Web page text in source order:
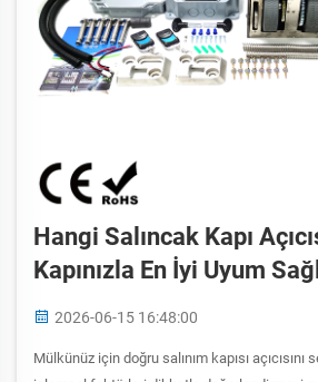
Hangi Salıncak Kapı
Kapınızla En İyi Uyum
2026-06-15 16:48:00
Mülkünüz için doğru salınım kapısı